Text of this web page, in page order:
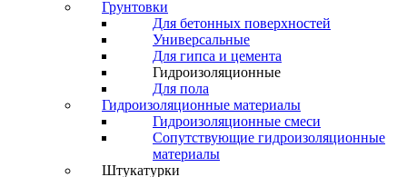
Грунтовки
Для бетонных поверхностей
Универсальные
Для гипса и цемента
Гидроизоляционные
Для пола
Гидроизоляционные материалы
Гидроизоляционные смеси
Сопутствующие гидроизоляционные
материалы
Штукатурки